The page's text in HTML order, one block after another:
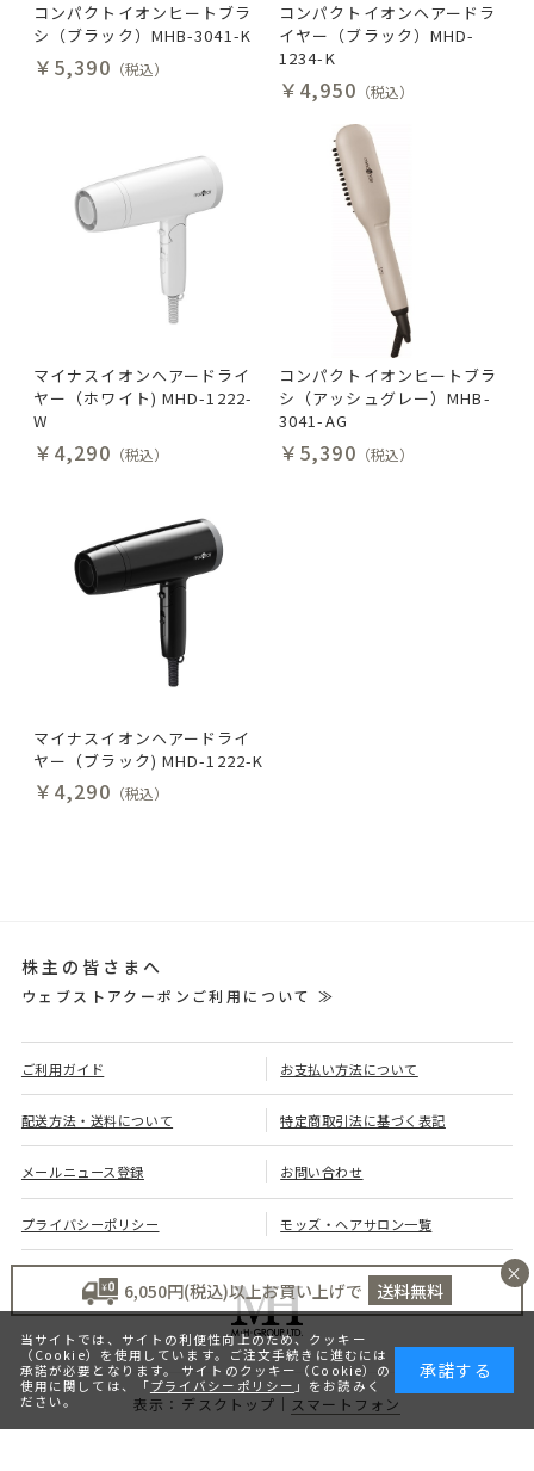
6,050円(税込)以上お買い上げで 送料無料
×
コンパクトイオンヒートブラ
シ（ブラック）MHB-3041-K
￥5,390 （税込）
コンパクトイオンヘアードラ
イヤー（ブラック）MHD-
1234-K
￥4,950 （税込）
マイナスイオンヘアードライ
ヤー（ホワイト) MHD-1222-
W
￥4,290 （税込）
コンパクトイオンヒートブラ
シ（アッシュグレー）MHB-
3041-AG
￥5,390 （税込）
マイナスイオンヘアードライ
ヤー（ブラック) MHD-1222-K
￥4,290 （税込）
株主の皆さまへ
ウェブストアクーポンご利用について ≫
ご利用ガイド お支払い方法について
配送方法・送料について 特定商取引法に基づく表記
メールニュース登録 お問い合わせ
プライバシーポリシー モッズ・ヘアサロン一覧
デスクトップ スマートフォン
当サイトでは、サイトの利便性向上のため、クッキー
（Cookie）を使用しています。ご注文手続きに進むには
承諾が必要となります。 サイトのクッキー（Cookie）の
使用に関しては、「プライバシーポリシー 」をお読みく
ださい。
承諾する